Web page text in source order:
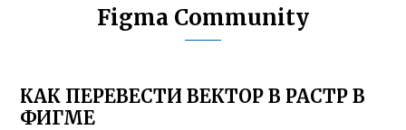
Figma Community
КАК ПЕРЕВЕСТИ ВЕКТОР В РАСТР В
ФИГМЕ